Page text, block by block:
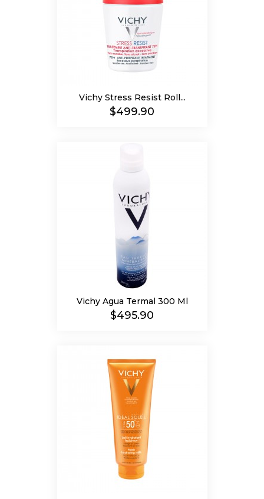
Vichy Stress Resist Roll...
Precio
$499.90
Vichy Agua Termal 300 Ml
Precio
$495.90